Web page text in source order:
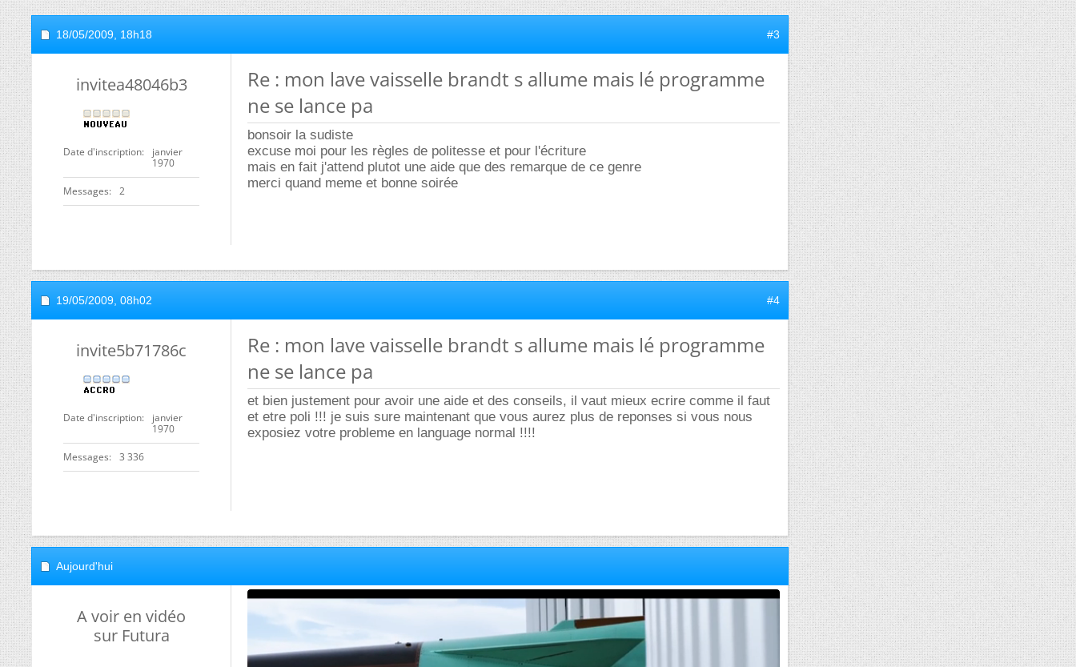
18/05/2009, 18h18 #3
invitea48046b3
Date d'inscription
janvier
1970
Messages 2
Re : mon lave vaisselle brandt s allume mais lé programme
ne se lance pa
bonsoir la sudiste
excuse moi pour les règles de politesse et pour l'écriture
mais en fait j'attend plutot une aide que des remarque de ce genre
merci quand meme et bonne soirée
19/05/2009, 08h02 #4
invite5b71786c
Date d'inscription
janvier
1970
Messages 3 336
Re : mon lave vaisselle brandt s allume mais lé programme
ne se lance pa
et bien justement pour avoir une aide et des conseils, il vaut mieux ecrire comme il faut
et etre poli !!! je suis sure maintenant que vous aurez plus de reponses si vous nous
exposiez votre probleme en language normal !!!!
Aujourd'hui
A voir en vidéo
sur Futura